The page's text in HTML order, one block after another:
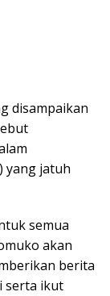
disampaikan
yang jatuh
semua
akan
berita
serta ikut